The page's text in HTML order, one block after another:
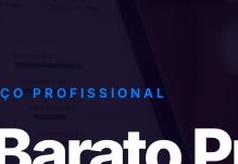
PROFISSIONAL